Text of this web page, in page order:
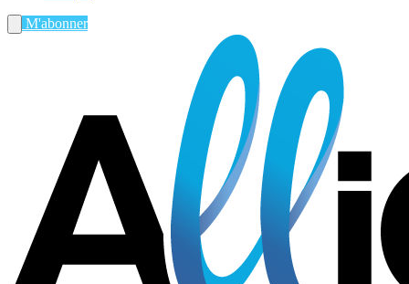
M'abonner